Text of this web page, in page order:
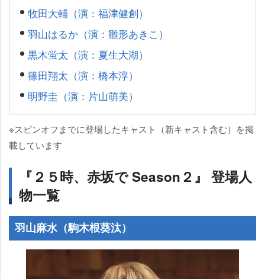
牧田大輔（演：福津健創）
羽山はるか（演：雛形あきこ）
黒木蛍太（演：夏生大湖）
篠田翔太（演：橋本淳）
明野圭（演：片山萌美）
※スピンオフまでに登場したキャスト（新キャスト含む）を掲
載しています
『２５時、赤坂で Season２』 登場人
物一覧
羽山麻水（駒木根葵汰）